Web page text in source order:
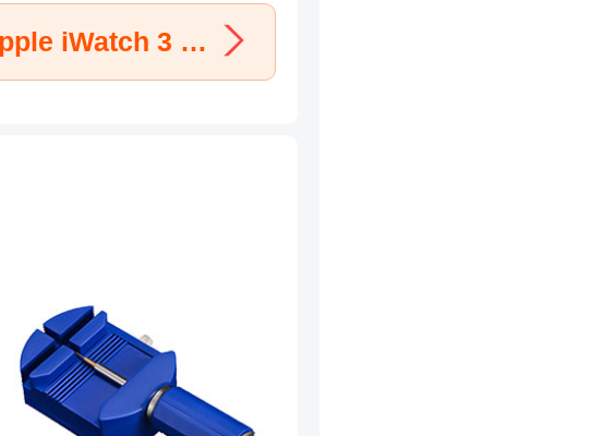
iWatch 3 42mm
Noir
Découvrir les Support de Bureau Apple iWatch 3 42mm